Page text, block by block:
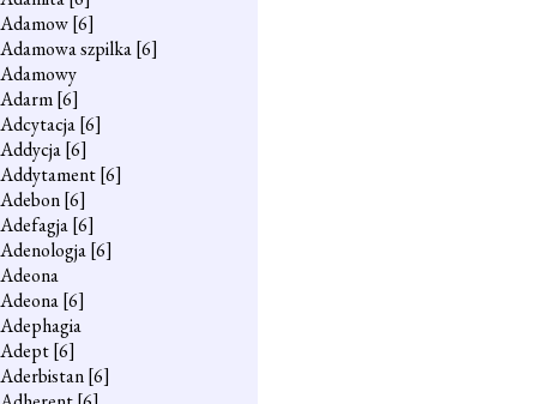
Adamow[6]
Adamowa szpilka[6]
Adamowy
Adarm[6]
Adcytacja[6]
Addycja[6]
Addytament[6]
Adebon[6]
Adefagja[6]
Adenologja[6]
Adeona
Adeona[6]
Adephagia
Adept[6]
Aderbistan[6]